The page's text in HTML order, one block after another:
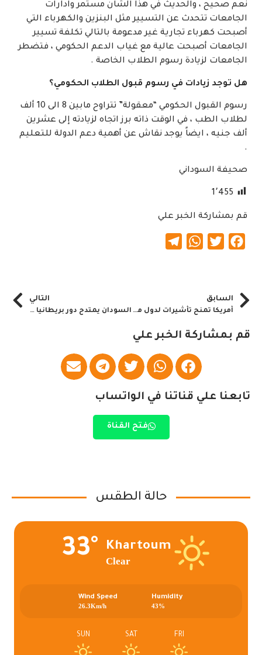
نعم صحيح ، والحديث في هذا الشان مستمر وادارات
الجامعات تتحدث عن التسيير مثل البنزين والكهرباء التي
أصبحت كهرباء تجارية غير مدعومة بالتالي تكلفة تسيير
الجامعات أصبحت عالية مع غياب الدعم الحكومي ، فتضطر
الجامعات لزيادة رسوم الطلاب الخاصة .
هل توجد زيادات في رسوم قبول الطلاب الحكومي؟
رسوم القبول الحكومي “معقولة” تتراوح مابين 8 الى 10 ألف
لطلاب الطب ، في الوقت ذاته برز اتجاه لزيادته إلى عشرين
ألف جنيه ، ايضاً يوجد نقاش عن أهمية دعم الدولة للتعليم
.
صحيفة السوداني
1٬455
قم بمشاركة الخبر علي
Facebook
Twitter
WhatsApp
السابق
أمريكا تمنح تأشيرات لدول محظورة من بينها السودان
التالي
السودان يمتدح دور بريطانيا في دعم التحول الديمقراطي
قم بمشاركة الخبر علي
تابعنا علي قناتنا في الواتساب
فتح القناة
حالة الطقس
Khartoum
Clear
33°
Humidity
43%
Wind Speed
26.3Km/h
FRI
SAT
SUN